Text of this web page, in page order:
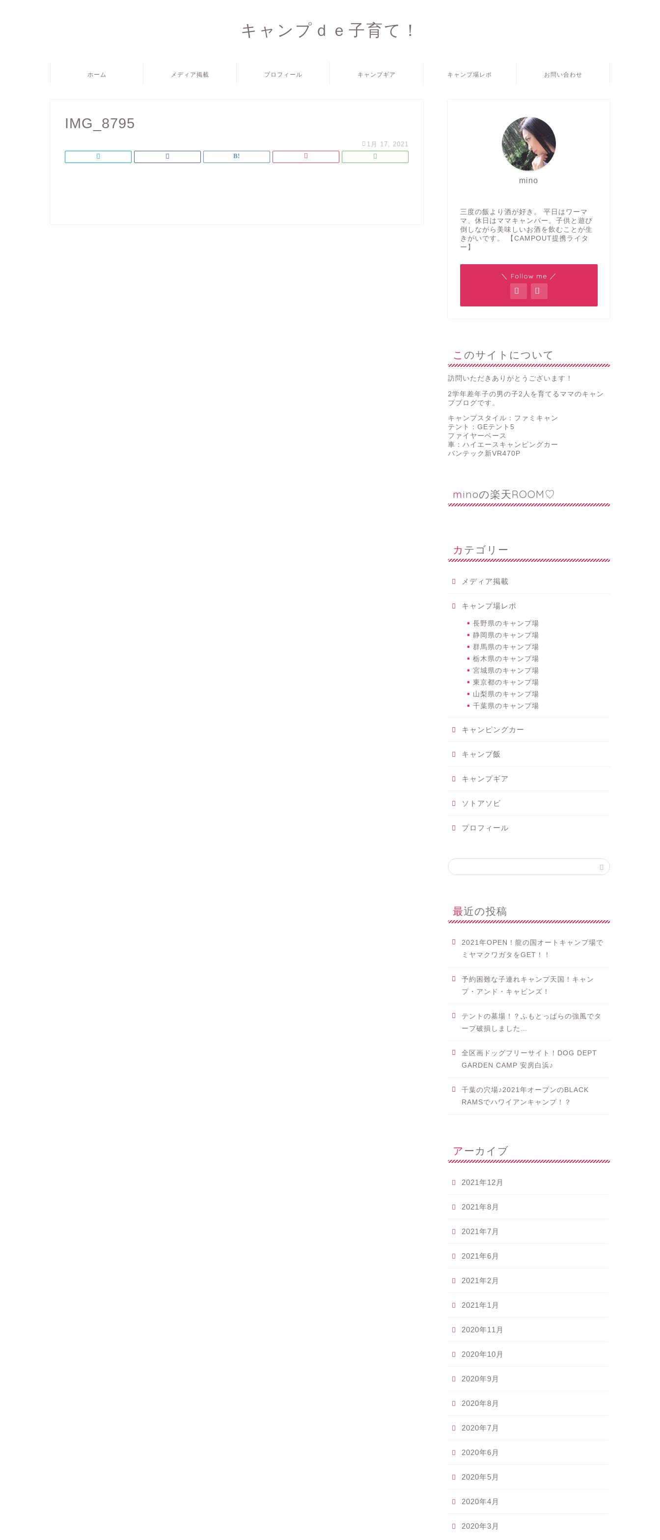
キャンプｄｅ子育て！
ホーム メディア掲載 プロフィール キャンプギア キャンプ場レポ お問い合わせ
IMG_8795
1月 17, 2021
mino
三度の飯より酒が好き。 平日はワーマ
マ、休日はママキャンパー。子供と遊び
倒しながら美味しいお酒を飲むことが生
きがいです。 【CAMPOUT提携ライタ
ー】
＼ Follow me ／
このサイトについて
訪問いただきありがとうございます！
2学年差年子の男の子2人を育てるママのキャン
プブログです。
キャンプスタイル：ファミキャン
テント：GEテント5
ファイヤーベース
車：ハイエースキャンピングカー
バンテック新VR470P
minoの楽天ROOM♡
カテゴリー
メディア掲載
キャンプ場レポ
長野県のキャンプ場
静岡県のキャンプ場
群馬県のキャンプ場
栃木県のキャンプ場
宮城県のキャンプ場
東京都のキャンプ場
山梨県のキャンプ場
千葉県のキャンプ場
キャンピングカー
キャンプ飯
キャンプギア
ソトアソビ
プロフィール
最近の投稿
2021年OPEN！龍の国オートキャンプ場で
ミヤマクワガタをGET！！
予約困難な子連れキャンプ天国！キャン
プ・アンド・キャビンズ！
テントの墓場！？ふもとっぱらの強風でタ
ープ破損しました…
全区画ドッグフリーサイト！DOG DEPT
GARDEN CAMP 安房白浜♪
千葉の穴場♪2021年オープンのBLACK
RAMSでハワイアンキャンプ！？
アーカイブ
2021年12月
2021年8月
2021年7月
2021年6月
2021年2月
2021年1月
2020年11月
2020年10月
2020年9月
2020年8月
2020年7月
2020年6月
2020年5月
2020年4月
2020年3月